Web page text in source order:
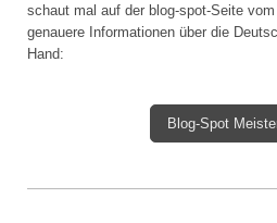
schaut mal auf der blog-spot-Seite
genauere Informationen über die
Hand:
Blog-Spot